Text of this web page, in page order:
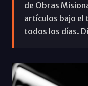
de Obras
artículos bajo el
todos los días.